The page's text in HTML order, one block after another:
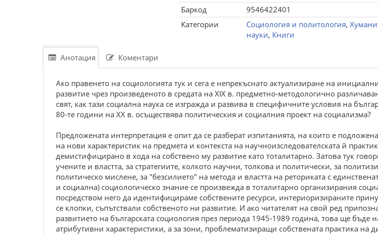
Баркод
9546422401
Категории
Социология и политология,
науки, Книги
Анотация Коментари
Ако правенето на социологията тук и сега е непрекъснато актуализиране на
развитие чрез произведеното в средата на XIX в. предметно-методологично
свят, как тази социална наука се изгражда и развива в специфичните условия на
80-те години на XX в. осъществява политическия и социалния проект на социализма?
Предложената интерпретация е опит да се разберат изпитанията, на които е
на нови характеристик на предмета и контекста на научноизследователската й
демистифицирано в хода на собствено му развитие като тоталитарно. Затова тук
учените и властта, за стратегиите, колкото научни, толкова и политически, за
политическо мислене, за "безсилието" на метода и властта на реториката с
и социална) социологическо знание се произвежда в тоталитарно организирания
посредством него да идентифицираме собствените ресурси, интериоризираните
се клопки, съпътствали собственото ни развитие. И ако читателят на свой ред
развитието на българската социология през периода 1945-1989 година, това ще бъде
атрибутивни характеристики, а за зони, проблематизиращи собствената практика на